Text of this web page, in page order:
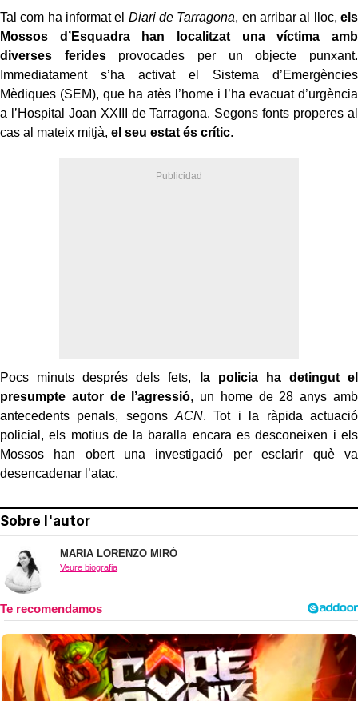
Tal com ha informat el Diari de Tarragona, en arribar al lloc, els
Mossos d’Esquadra han localitzat una víctima amb
diverses feridesprovocades per un objecte punxant.
Immediatament s’ha activat el Sistema d’Emergències
Mèdiques (SEM), que ha atès l’home i l’ha evacuat d’urgència
a l’Hospital Joan XXIII de Tarragona. Segons fonts properes al
cas al mateix mitjà, el seu estat és crític.
Pocs minuts després dels fets,
la policia ha detingut el
presumpte autor de l’agressió, un home de 28 anys amb
antecedents penals, segonsACN. Tot i la ràpida actuació
policial, els motius de la baralla encara es desconeixen i els
Mossos han obert una investigació per esclarir què va
desencadenar l’atac.
Sobre l'autor
MARIA LORENZO MIRÓ
Veure biografia